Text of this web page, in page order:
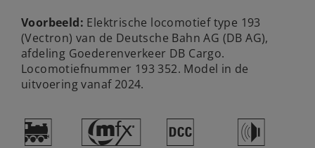
Voorbeeld: Elektrische locomotief type 193
(Vectron) van de Deutsche Bahn AG (DB AG),
afdeling Goederenverkeer DB Cargo.
Locomotiefnummer 193 352. Model in de
uitvoering vanaf 2024.
) # § h